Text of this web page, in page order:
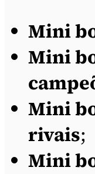
Mini
Mini
Mini
rivais;
Mini